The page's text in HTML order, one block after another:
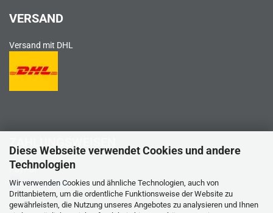
Diese Webseite verwendet Cookies und andere
Technologien
Wir verwenden Cookies und ähnliche Technologien, auch von
Drittanbietern, um die ordentliche Funktionsweise der Website zu
gewährleisten, die Nutzung unseres Angebotes zu analysieren und Ihnen
VERSAND
Versand mit DHL
ZAHLUNGSWEISEN
PayPal